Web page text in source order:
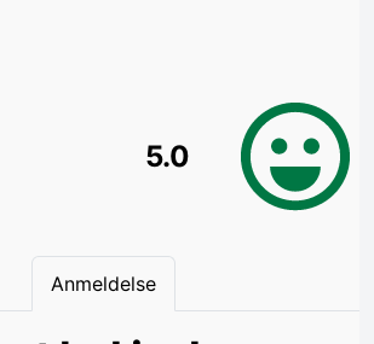
5.0
Anmeldelse